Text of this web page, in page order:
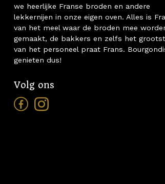
we heerlijke Franse broden en andere
lekkernijen in onze eigen oven. Alles is
van het meel waar de broden mee
gemaakt, de bakkers en zelfs het
van het personeel praat Frans.
genieten dus!
Volg ons